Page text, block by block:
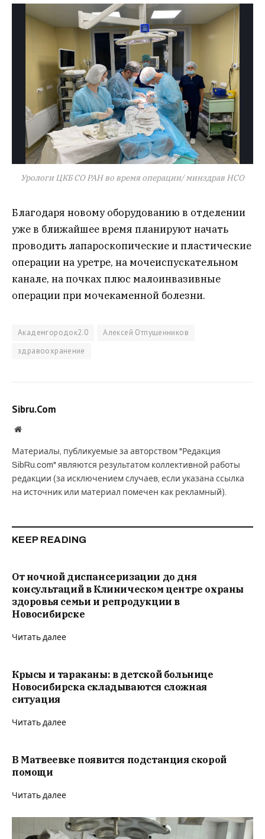
Урологи ЦКБ СО РАН во время операции/ минздрав НСО
Благодаря новому оборудованию в отделении
уже в ближайшее время планируют начать
проводить лапароскопические и пластические
операции на уретре, на мочеиспускательном
канале, на почках плюс малоинвазивные
операции при мочекаменной болезни.
Академгородок2.0
Алексей Отпущенников
здравоохранение
Sibru.Com
Website
Материалы, публикуемые за авторством "Редакция
SibRu.com" являются результатом коллективной работы
редакции (за исключением случаев, если указана ссылка
на источник или материал помечен как рекламный).
KEEP READING
От ночной диспансеризации до дня
консультаций в Клиническом центре охраны
здоровья семьи и репродукции в
Новосибирске
Читать далее
Крысы и тараканы: в детской больнице
Новосибирска складываются сложная
ситуация
Читать далее
В Матвеевке появится подстанция скорой
помощи
Читать далее